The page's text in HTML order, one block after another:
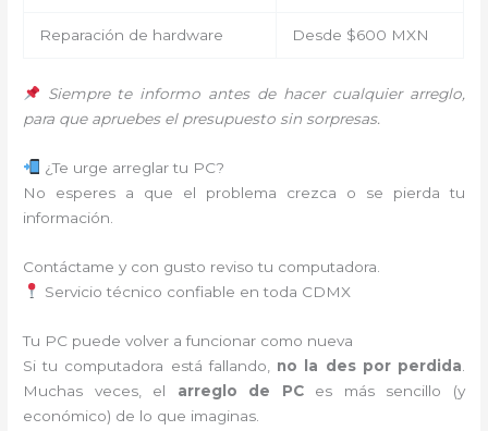
Reparación de hardware Desde $600 MXN
Siempre te informo antes de hacer cualquier arreglo,
para que apruebes el presupuesto sin sorpresas.
¿Te urge arreglar tu PC?
No esperes a que el problema crezca o se pierda tu
información.
Contáctame y con gusto reviso tu computadora.
Servicio técnico confiable en toda CDMX
Tu PC puede volver a funcionar como nueva
Si tu computadora está fallando, no la des por perdida
Muchas veces, el arreglo de PCes más sencillo (y
económico) de lo que imaginas.